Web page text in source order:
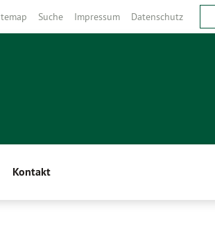
Suche Impressum Datenschutz
Kontakt